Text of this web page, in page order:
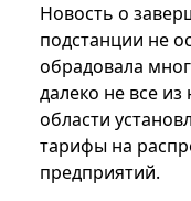
Новость о
подстанции не
обрадовала
далеко не все из
области
тарифы на
предприятий.